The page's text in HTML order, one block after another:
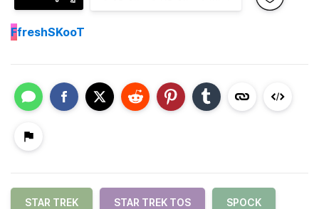
FfreshSKooT
STAR TREK STAR TREK TOS SPOCK